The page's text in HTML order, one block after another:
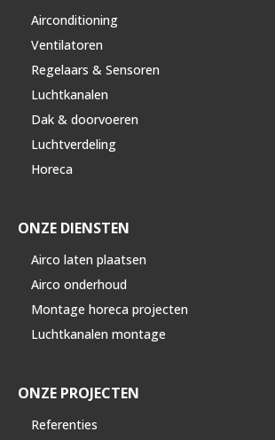
Airconditioning
Ventilatoren
Regelaars & Sensoren
Luchtkanalen
Dak & doorvoeren
Luchtverdeling
Horeca
ONZE DIENSTEN
Airco laten plaatsen
Airco onderhoud
Montage horeca projecten
Luchtkanalen montage
ONZE PROJECTEN
Referenties